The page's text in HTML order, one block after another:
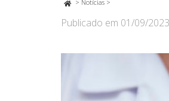
> Notícias >
Publicado em 01/09/2023